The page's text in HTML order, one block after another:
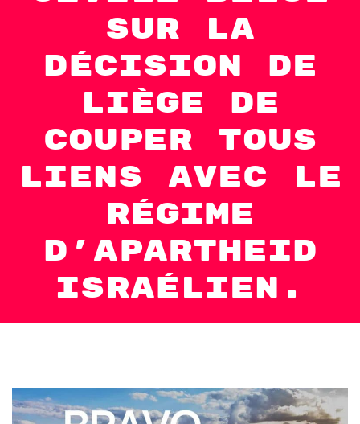
sur la
décision de
Liège de
couper tous
liens avec le
régime
d’apartheid
israélien.